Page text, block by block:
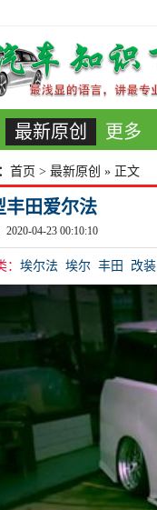
最新原创 更多
首页 > 最新原创 » 正文
丰田爱尔法
2020-04-23 00:10:10
埃尔法 埃尔 丰田 改装